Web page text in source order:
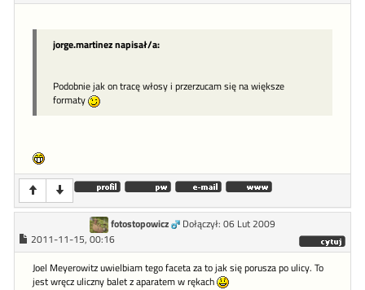
jorge.martinez napisał/a:
Podobnie jak on tracę włosy i przerzucam się na większe
formaty
fotostopowicz
Dołączył: 06 Lut 2009
2011-11-15, 00:16
Joel Meyerowitz uwielbiam tego faceta za to jak się porusza po ulicy. To
jest wręcz uliczny balet z aparatem w rękach